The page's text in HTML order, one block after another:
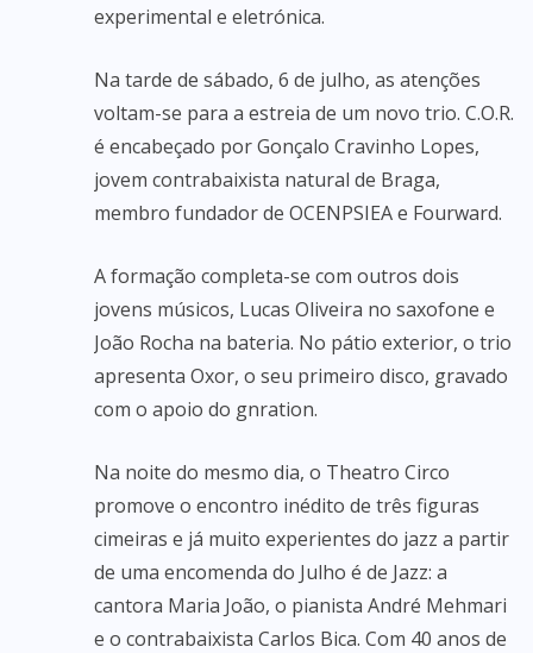
experimental e eletrónica.
Na tarde de sábado, 6 de julho, as atenções
voltam-se para a estreia de um novo trio. C.O.R.
é encabeçado por Gonçalo Cravinho Lopes,
jovem contrabaixista natural de Braga,
membro fundador de OCENPSIEA e Fourward.
A formação completa-se com outros dois
jovens músicos, Lucas Oliveira no saxofone e
João Rocha na bateria. No pátio exterior, o trio
apresenta Oxor, o seu primeiro disco, gravado
com o apoio do gnration.
Na noite do mesmo dia, o Theatro Circo
promove o encontro inédito de três figuras
cimeiras e já muito experientes do jazz a partir
de uma encomenda do Julho é de Jazz: a
cantora Maria João, o pianista André Mehmari
e o contrabaixista Carlos Bica. Com 40 anos de